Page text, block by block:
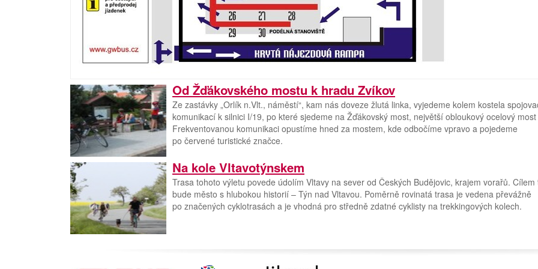
Od Žďákovského mostu k hradu Zvíkov
Ze zastávky „Orlík n.Vlt., náměstí“, kam nás doveze žlutá linka, vyjedeme kolem kostela
komunikací k silnici I/19, po které sjedeme na Žďákovský most, největší obloukový ocelový most
Frekventovanou komunikaci opustíme hned za mostem, kde odbočíme vpravo a pojedeme
po červené turistické značce.
Na kole Vltavotýnskem
Trasa tohoto výletu povede údolím Vltavy na sever od Českých Budějovic, krajem vorařů. Cílem
bude město s hlubokou historií – Týn nad Vltavou. Poměrně rovinatá trasa je vedena převážně
po značených cyklotrasách a je vhodná pro středně zdatné cyklisty na trekkingových kolech.